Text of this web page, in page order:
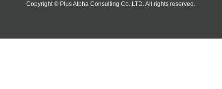
Copyright © Plus Alpha Consulting Co.,LTD. All rights reserved.